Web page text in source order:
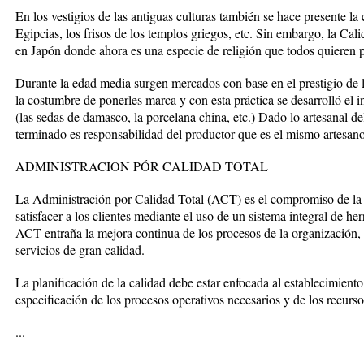
En los vestigios de las antiguas culturas también se hace presente
Egipcias, los frisos de los templos griegos, etc. Sin embargo, la
en Japón donde ahora es una especie de religión que todos quieren
Durante la edad media surgen mercados con base en el prestigio
la costumbre de ponerles marca y con esta práctica se desarrolló el
(las sedas de damasco, la porcelana china, etc.) Dado lo artesanal
terminado es responsabilidad del productor que es el mismo
ADMINISTRACION PÓR CALIDAD TOTAL
La Administración por Calidad Total (ACT) es el compromiso de
satisfacer a los clientes mediante el uso de un sistema integral de
ACT entraña la mejora continua de los procesos de la
servicios de gran calidad.
La planificación de la calidad debe estar enfocada al
especificación de los procesos operativos necesarios y de los
...